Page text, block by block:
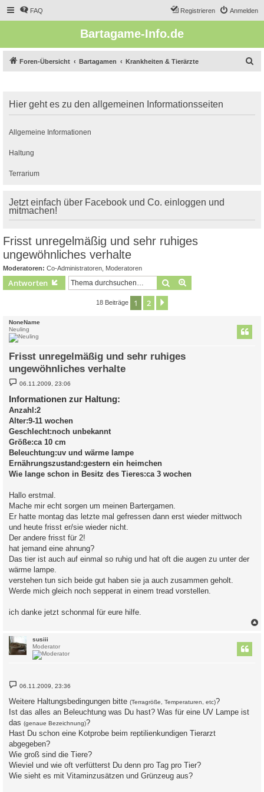
FAQ Anmelden
Registrieren
Bartagame-Info.de
Foren-Übersicht Bartagamen Krankheiten & Tierärzte
e
Hier geht es zu den allgemeinen Informationsseiten
Allgemeine Informationen
Haltung
Terrarium
Jetzt einfach über Facebook und Co. einloggen und
mitmachen!
Frisst unregelmäßig und sehr ruhiges
ungewöhnliches verhalte
Moderatoren: Co-Administratoren Moderatoren
Antworten Suche
18 Beiträge 1 2
NoneName
Neuling
Frisst unregelmäßig und sehr ruhiges
ungewöhnliches verhalte
B
e
i
t
r
g
06.11.2009, 23:06
Informationen zur Haltung:
Anzahl:2
Alter:9-11 wochen
Geschlecht:noch unbekannt
Größe:ca 10 cm
Beleuchtung:uv und wärme lampe
Ernährungszustand:gestern ein heimchen
Wie lange schon in Besitz des Tieres:ca 3 wochen
Hallo erstmal.
Mache mir echt sorgen um meinen Bartergamen.
Er hatte montag das letzte mal gefressen dann erst wieder mittwoch
und heute frisst er/sie wieder nicht.
Der andere frisst für 2!
hat jemand eine ahnung?
Das tier ist auch auf einmal so ruhig und hat oft die augen zu unter der
wärme lampe.
verstehen tun sich beide gut haben sie ja auch zusammen geholt.
Werde mich gleich noch sepperat in einem tread vorstellen.
ich danke jetzt schonmal für eure hilfe.
susiii
Moderator
B
e
t
r
g
06.11.2009, 23:36
Weitere Haltungsbedingungen bitte (Terragröße, Temperaturen, etc)?
Ist das alles an Beleuchtung was Du hast? Was für eine UV Lampe ist
das (genaue Bezeichnung)?
Hast Du schon eine Kotprobe beim reptilienkundigen Tierarzt
abgegeben?
Wie groß sind die Tiere?
Wieviel und wie oft verfütterst Du denn pro Tag pro Tier?
Wie sieht es mit Vitaminzusätzen und Grünzeug aus?